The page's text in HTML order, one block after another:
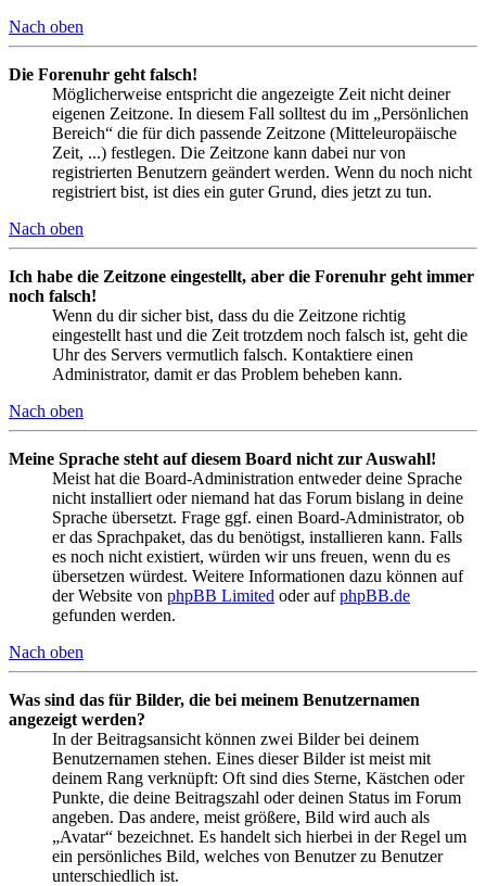
Nach oben
Die Forenuhr geht falsch!
Möglicherweise entspricht die angezeigte Zeit nicht deiner
eigenen Zeitzone. In diesem Fall solltest du im „Persönlichen
Bereich“ die für dich passende Zeitzone (Mitteleuropäische
Zeit, ...) festlegen. Die Zeitzone kann dabei nur von
registrierten Benutzern geändert werden. Wenn du noch nicht
registriert bist, ist dies ein guter Grund, dies jetzt zu tun.
Nach oben
Ich habe die Zeitzone eingestellt, aber die Forenuhr geht immer
noch falsch!
Wenn du dir sicher bist, dass du die Zeitzone richtig
eingestellt hast und die Zeit trotzdem noch falsch ist, geht die
Uhr des Servers vermutlich falsch. Kontaktiere einen
Administrator, damit er das Problem beheben kann.
Nach oben
Meine Sprache steht auf diesem Board nicht zur Auswahl!
Meist hat die Board-Administration entweder deine Sprache
nicht installiert oder niemand hat das Forum bislang in deine
Sprache übersetzt. Frage ggf. einen Board-Administrator, ob
er das Sprachpaket, das du benötigst, installieren kann. Falls
es noch nicht existiert, würden wir uns freuen, wenn du es
übersetzen würdest. Weitere Informationen dazu können auf
der Website von phpBB Limited oder aufphpBB.de
gefunden werden.
Nach oben
Was sind das für Bilder, die bei meinem Benutzernamen
angezeigt werden?
In der Beitragsansicht können zwei Bilder bei deinem
Benutzernamen stehen. Eines dieser Bilder ist meist mit
deinem Rang verknüpft: Oft sind dies Sterne, Kästchen oder
Punkte, die deine Beitragszahl oder deinen Status im Forum
angeben. Das andere, meist größere, Bild wird auch als
„Avatar“ bezeichnet. Es handelt sich hierbei in der Regel um
ein persönliches Bild, welches von Benutzer zu Benutzer
unterschiedlich ist.